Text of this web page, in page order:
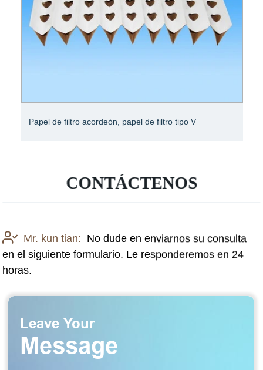
Papel de filtro acordeón, papel de filtro tipo V
CONTÁCTENOS
Mr. kun tian: No dude en enviarnos su consulta
en el siguiente formulario. Le responderemos en 24
horas.